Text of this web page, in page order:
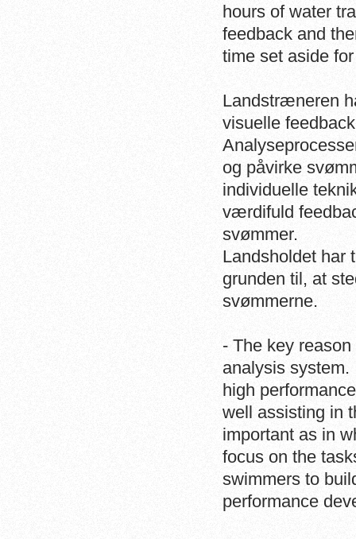
hours of water
feedback and
time set aside
Landstræneren
visuelle
og påvirke
individuelle
værdifuld
svømmer.
Landsholdet har
grunden til, at
svømmerne.
- The key
analysis system.
high
well assisting in
important as in
focus on the
swimmers to
performance